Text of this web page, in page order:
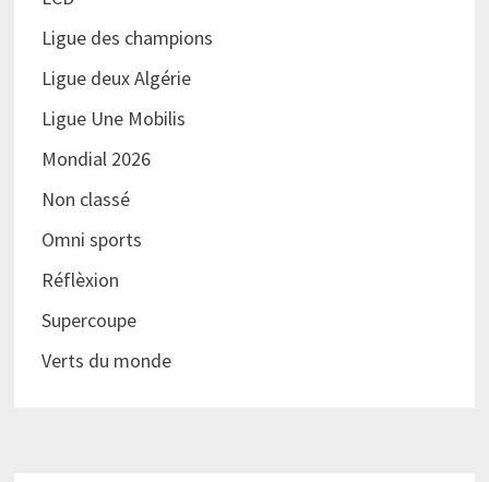
Ligue des champions
Ligue deux Algérie
Ligue Une Mobilis
Mondial 2026
Non classé
Omni sports
Réflèxion
Supercoupe
Verts du monde